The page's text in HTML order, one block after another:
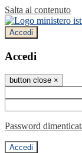
Salta al contenuto
Accedi
Accedi
button close ×
Password